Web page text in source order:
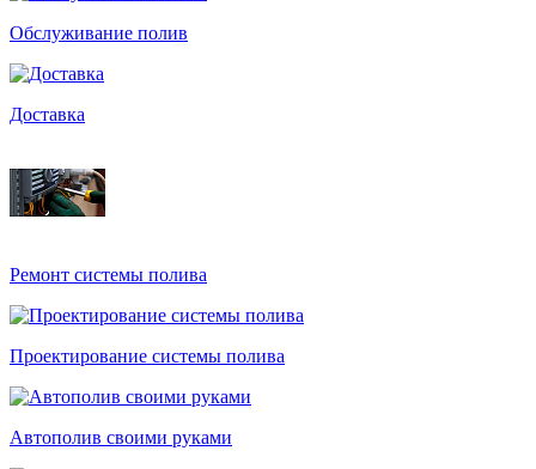
Обслуживание полив
Доставка
Ремонт системы полива
Проектирование системы полива
Автополив своими руками